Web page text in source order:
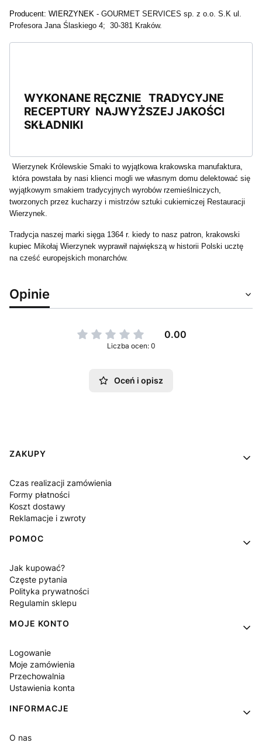
Producent: WIERZYNEK - GOURMET SERVICES sp. z o.o. S.K ul.
Profesora Jana Ślaskiego 4; 30-381 Kraków.
WYKONANE RĘCZNIE TRADYCYJNE
RECEPTURY NAJWYŻSZEJ JAKOŚCI
SKŁADNIKI
Wierzynek Królewskie Smaki to wyjątkowa krakowska manufaktura,
która powstała by nasi klienci mogli we własnym domu delektować się
wyjątkowym smakiem tradycyjnych wyrobów rzemieślniczych,
tworzonych przez kucharzy i mistrzów sztuki cukierniczej Restauracji
Wierzynek.
Tradycja naszej marki sięga 1364 r. kiedy to nasz patron, krakowski
kupiec Mikołaj Wierzynek wyprawił największą w historii Polski ucztę
na cześć europejskich monarchów.
Opinie
0.00
Liczba ocen: 0
Oceń i opisz
Linki w stopce
ZAKUPY
Czas realizacji zamówienia
Formy płatności
Koszt dostawy
Reklamacje i zwroty
POMOC
Jak kupować?
Częste pytania
Polityka prywatności
Regulamin sklepu
MOJE KONTO
Logowanie
Moje zamówienia
Przechowalnia
Ustawienia konta
INFORMACJE
O nas